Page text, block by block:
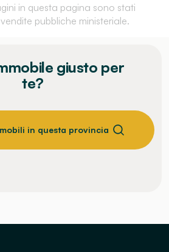
in questa pagina sono stati
pubbliche ministeriale.
giusto per
te?
in questa provincia